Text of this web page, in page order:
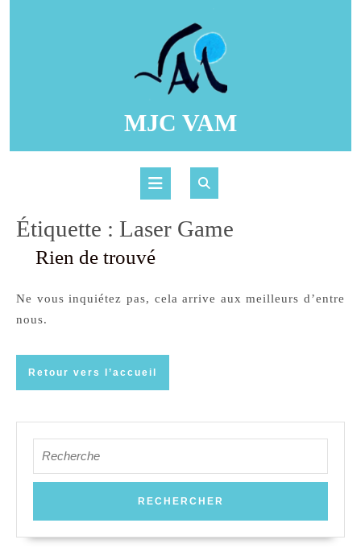
MJC VAM
Open
Button
Étiquette : Laser Game
Rien de trouvé
Ne vous inquiétez pas, cela arrive aux meilleurs d’entre
nous.
Retour vers l’accueil
for: